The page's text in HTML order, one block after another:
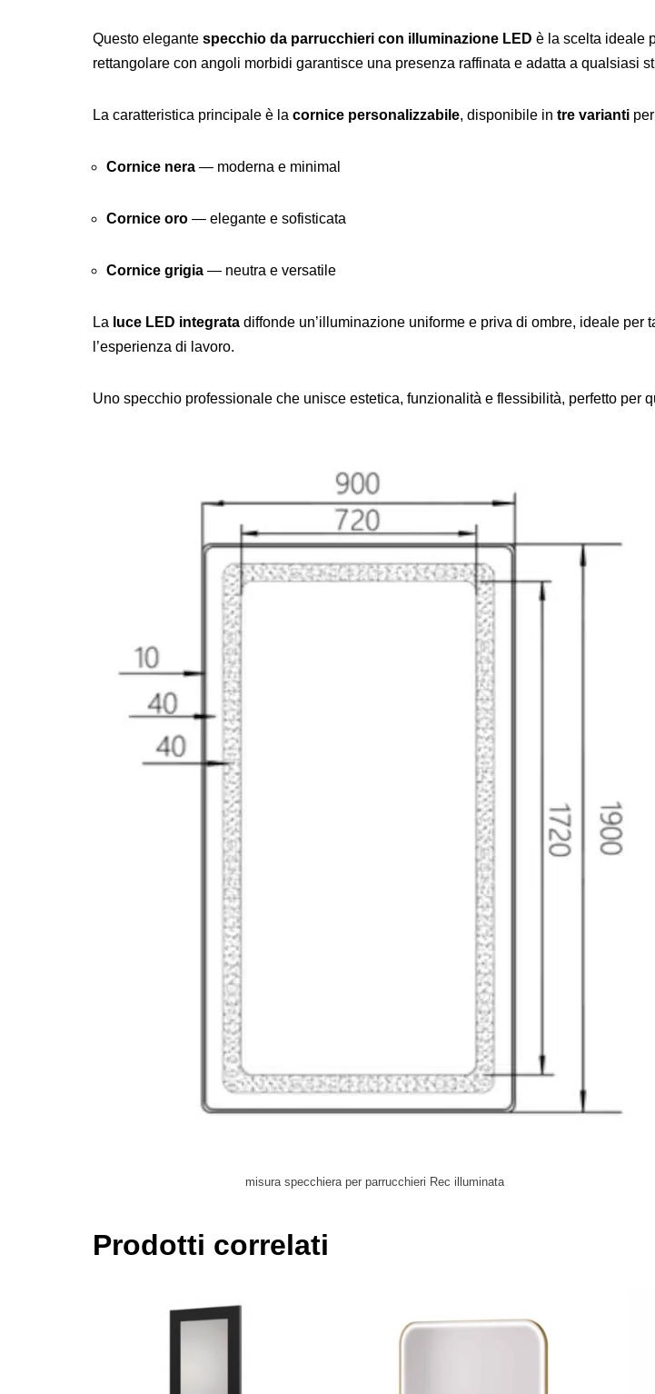
Questo elegante specchio da parrucchieri con illuminazione LED è la scelta ideale
rettangolare con angoli morbidi garantisce una presenza raffinata e adatta a qualsiasi
La caratteristica principale è la cornice personalizzabile, disponibile in tre varianti
Cornice nera — moderna e minimal
Cornice oro — elegante e sofisticata
Cornice grigia — neutra e versatile
La luce LED integrata diffonde un’illuminazione uniforme e priva di ombre, ideale
l’esperienza di lavoro.
Uno specchio professionale che unisce estetica, funzionalità e flessibilità, perfetto per
misura specchiera per parrucchieri Rec illuminata
Prodotti correlati